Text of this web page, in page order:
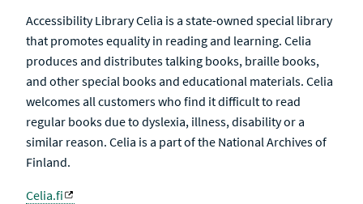
Accessibility Library Celia is a state-owned special library
that promotes equality in reading and learning. Celia
produces and distributes talking books, braille books,
and other special books and educational materials. Celia
welcomes all customers who find it difficult to read
regular books due to dyslexia, illness, disability or a
similar reason. Celia is a part of the National Archives of
Finland.
Celia.fi